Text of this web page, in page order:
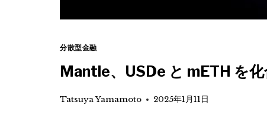
分散型金融
Mantle、USDe と mETH を
Tatsuya Yamamoto 2025年1月11日